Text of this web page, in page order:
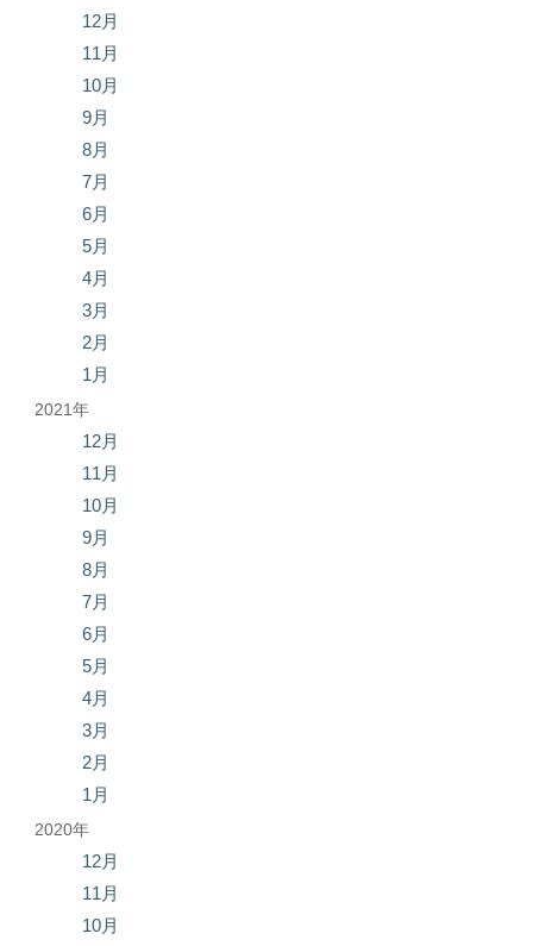
12月
11月
10月
9月
8月
7月
6月
5月
4月
3月
2月
1月
2021年
12月
11月
10月
9月
8月
7月
6月
5月
4月
3月
2月
1月
2020年
12月
11月
10月